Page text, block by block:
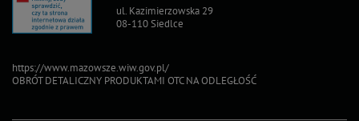
ul. Kazimierzowska 29
08-110 Siedlce
https://www.mazowsze.wiw.gov.pl/
OBRÓT DETALICZNY PRODUKTAMI OTC NA ODLEGŁOŚĆ